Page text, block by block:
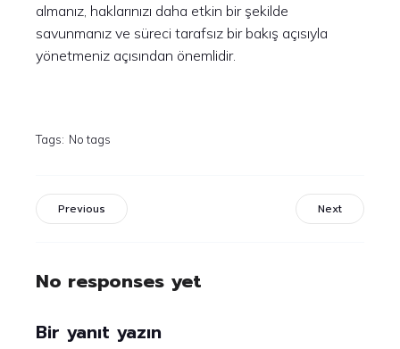
almanız, haklarınızı daha etkin bir şekilde
savunmanız ve süreci tarafsız bir bakış açısıyla
yönetmeniz açısından önemlidir.
Tags: No tags
Previous Next
No responses yet
Bir yanıt yazın